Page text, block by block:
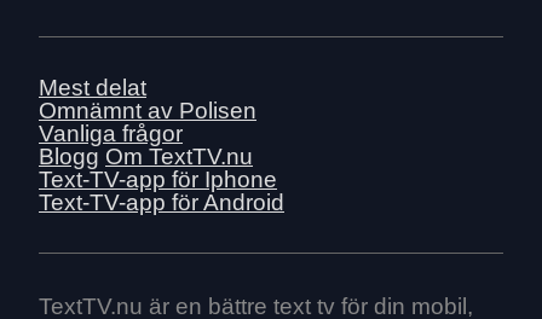
Mest delat
Omnämnt av Polisen
Vanliga frågor
Blogg Om TextTV.nu
Text-TV-app för Iphone
Text-TV-app för Android
TextTV.nu är en bättre text tv för din mobil,